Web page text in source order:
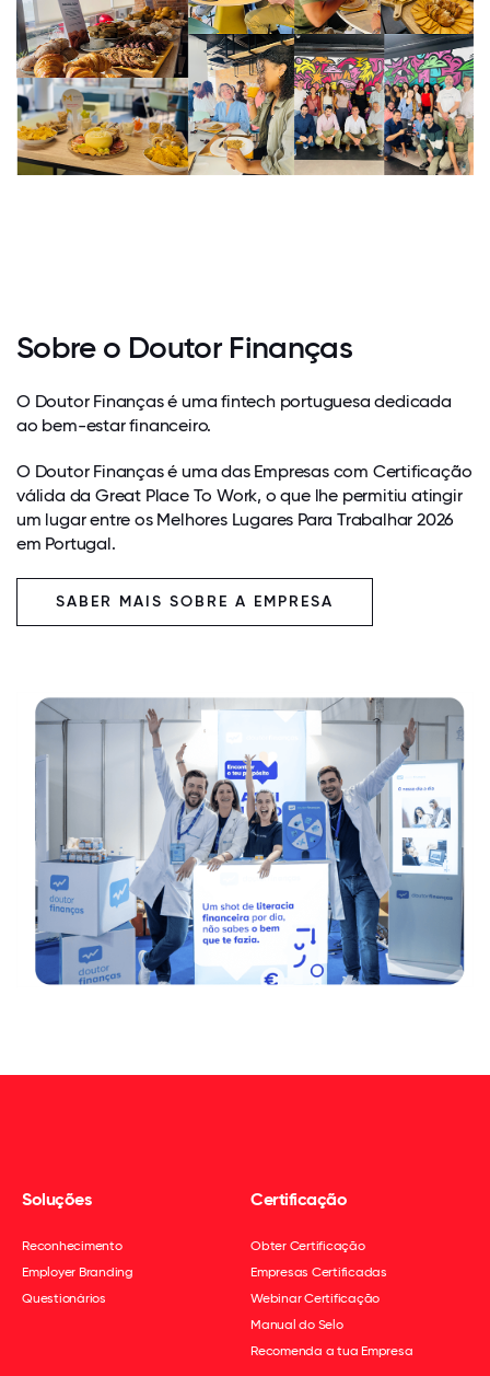
Sobre o Doutor Finanças
O Doutor Finanças é uma fintech portuguesa dedicada
ao bem-estar financeiro.
O Doutor Finanças é uma das Empresas com Certificação
válida da Great Place To Work, o que lhe permitiu atingir
um lugar entre os Melhores Lugares Para Trabalhar 2026
em Portugal.
SABER MAIS SOBRE A EMPRESA
Soluções
Reconhecimento
Employer Branding
Questionários
Certificação
Obter Certificação
Empresas Certificadas
Webinar Certificação
Manual do Selo
Recomenda a tua Empresa